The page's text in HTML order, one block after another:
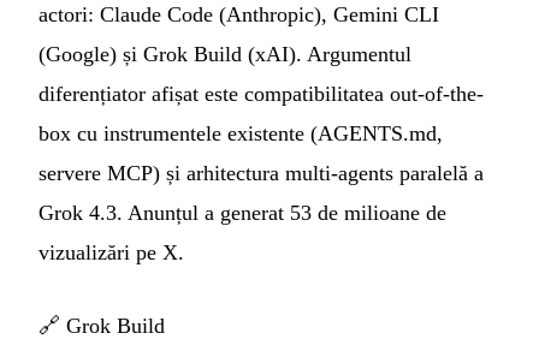
actori: Claude Code (Anthropic), Gemini CLI
(Google) și Grok Build (xAI). Argumentul
diferențiator afișat este compatibilitatea out-of-the-
box cu instrumentele existente (AGENTS.md,
servere MCP) și arhitectura multi-agents paralelă a
Grok 4.3. Anunțul a generat 53 de milioane de
vizualizări pe X.
🔗 Grok Build